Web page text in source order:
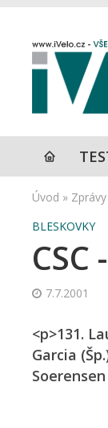
Úvod » Zprávy
BLESKOVKY
CSC
7.7.2001
<p>131.
Garcia